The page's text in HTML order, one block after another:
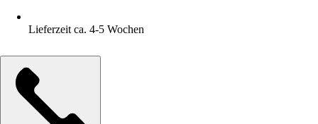
Lieferzeit ca. 4-5 Wochen